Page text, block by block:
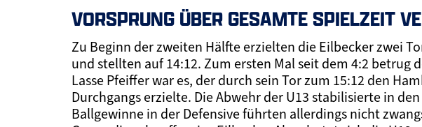
VORSPRUNG ÜBER GESAMTE SPIELZEIT
Zu Beginn der zweiten Hälfte erzielten die Eilbecker zwei
und stellten auf 14:12. Zum ersten Mal seit dem 4:2 betrug
Lasse Pfeiffer war es, der durch sein Tor zum 15:12 den
Durchgangs erzielte. Die Abwehr der U13 stabilisierte in
Ballgewinne in der Defensive führten allerdings nicht